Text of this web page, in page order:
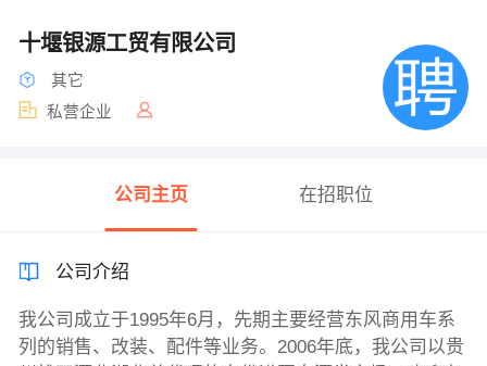
十堰银源工贸有限公司
其它
私营企业
公司主页 在招职位
公司介绍
我公司成立于1995年6月，先期主要经营东风商用车系
列的销售、改装、配件等业务。2006年底，我公司以贵